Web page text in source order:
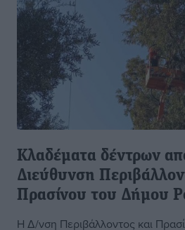
Κλαδέματα δέντρων
Διεύθυνση
Πρασίνου του Δήμου
Η Δ/νση Περιβάλλοντος και